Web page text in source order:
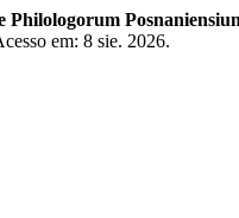
Philologorum
em: 8 sie. 2026.